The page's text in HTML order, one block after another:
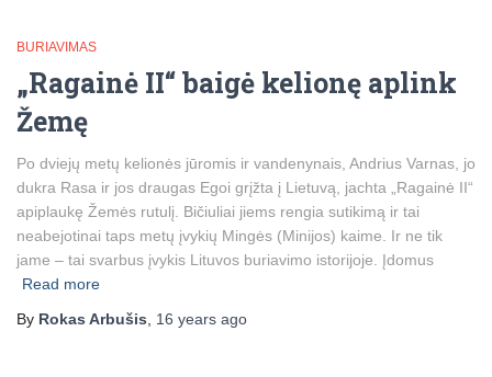
BURIAVIMAS
„Ragainė II“ baigė kelionę aplink
Žemę
Po dviejų metų kelionės jūromis ir vandenynais, Andrius Varnas, jo
dukra Rasa ir jos draugas Egoi grįžta į Lietuvą, jachta „Ragainė II“
apiplaukę Žemės rutulį. Bičiuliai jiems rengia sutikimą ir tai
neabejotinai taps metų įvykių Mingės (Minijos) kaime. Ir ne tik
jame – tai svarbus įvykis Lituvos buriavimo istorijoje. Įdomus
Read more
By Rokas Arbušis 16 years ago